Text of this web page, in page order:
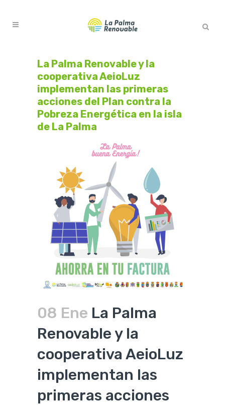
La Palma Renovable y la
cooperativa AeioLuz
implementan las primeras
acciones del Plan contra la
Pobreza Energética en la isla
de La Palma
08 Ene La Palma
Renovable y la
cooperativa AeioLuz
implementan las
primeras acciones